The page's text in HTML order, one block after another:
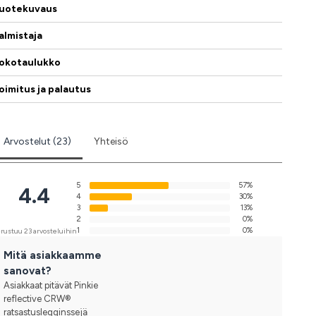
ja palautus
Arvostelut (23) Yhteisö
4.4
23 arvosteluihin
5
57%
4
30%
3
13%
2
0%
1
0%
Mitä asiakkaamme
sanovat?
Asiakkaat pitävät Pinkie
reflective CRW®
ratsastuslegginssejä